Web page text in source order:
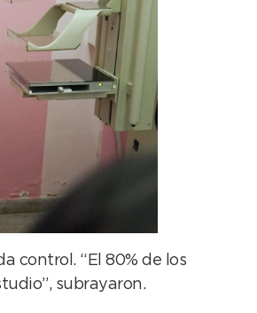
control. “El 80% de los
subrayaron.